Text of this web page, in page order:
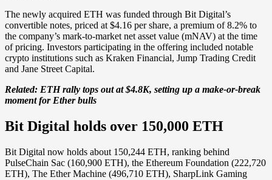
The newly acquired ETH was funded through Bit Digital’s
convertible notes, priced at $4.16 per share, a premium of 8.2% to
the company’s mark-to-market net asset value (mNAV) at the time
of pricing. Investors participating in the offering included notable
crypto institutions such as Kraken Financial, Jump Trading Credit
and Jane Street Capital.
Related: ETH rally tops out at $4.8K, setting up a make-or-break
moment for Ether bulls
Bit Digital holds over 150,000 ETH
Bit Digital now holds about 150,244 ETH, ranking behind
PulseChain Sac (160,900 ETH), the Ethereum Foundation (222,720
ETH), The Ether Machine (496,710 ETH), SharpLink Gaming